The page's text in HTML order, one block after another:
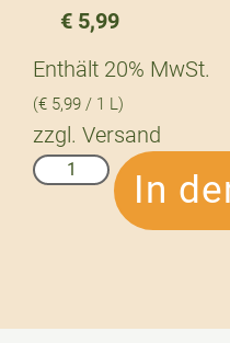
€ 5,99
Enthält 20% MwSt.
(€ 5,99 / 1 L)
zzgl. Versand
In